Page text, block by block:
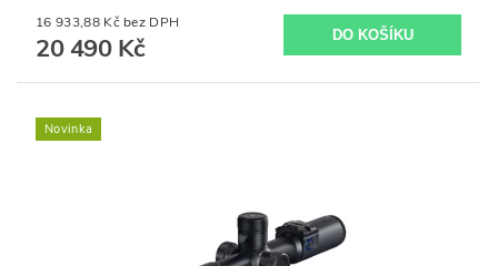
16 933,88 Kč bez DPH
20 490 Kč
Novinka